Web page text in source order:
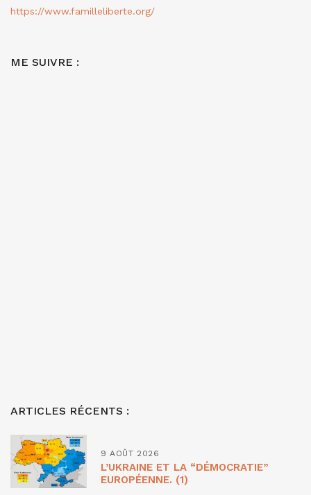
https://www.familleliberte.org/
ME SUIVRE :
ARTICLES RÉCENTS :
9 AOÛT 2026
L’UKRAINE ET LA “DÉMOCRATIE”
EUROPÉENNE. (1)